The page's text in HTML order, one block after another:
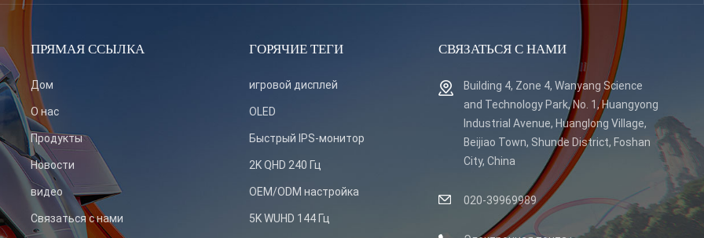
ПРЯМАЯ ССЫЛКА
Дом
О нас
Продукты
Новости
видео
Связаться с нами
ГОРЯЧИЕ ТЕГИ
игровой дисплей
OLED
Быстрый IPS-монитор
2K QHD 240 Гц
OEM/ODM настройка
5K WUHD 144 Гц
СВЯЗАТЬСЯ С НАМИ
Building 4, Zone 4, Wanyang Science
and Technology Park, No. 1, Huangyong
Industrial Avenue, Huanglong Village,
Beijiao Town, Shunde District, Foshan
City, China
020-39969989